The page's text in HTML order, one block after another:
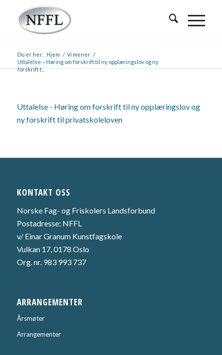
Du er her: Hjem / Vi mener /
Uttalelse – Høring om forskrift til ny opplæringslov og ny
forskrift t...
Uttalelse - Høring om forskrift til ny opplæringslov og
ny forskrift til privatskoleloven
KONTAKT OSS
Norske Fag- og Friskolers Landsforbund
Postadresse: NFFL
v/ Einar Granum Kunstfagskole
Vulkan 17, 0178 Oslo
Org. nr. 983 993 737
ARRANGEMENTER
Årsmøter
Arrangementer